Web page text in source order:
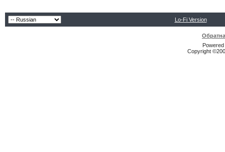
Lo-Fi Version
Copyright